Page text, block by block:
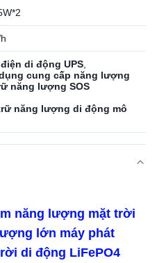
điện di động UPS
cung cấp năng lượng
năng lượng SOS
năng lượng di động mô
năng lượng mặt trời
lớn máy phát
di động LiFePO4